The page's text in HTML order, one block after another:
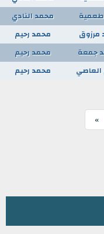
طعمية محمد النادي
مرزوق محمد رحيم
جمعة محمد رحيم
العاصي محمد رحيم
»